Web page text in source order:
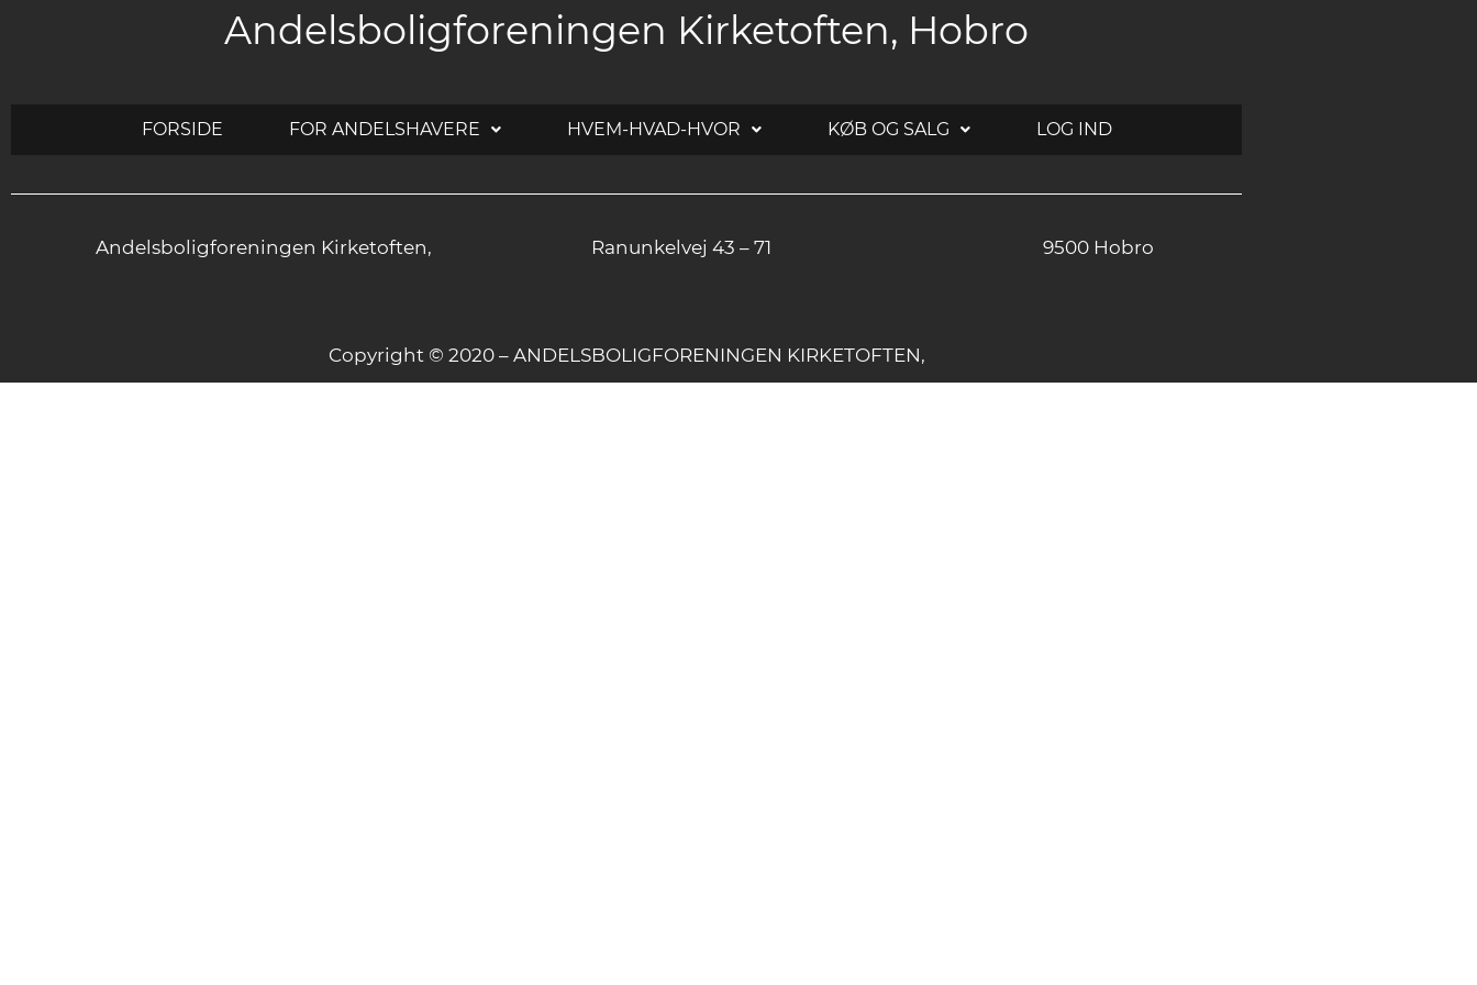
Andelsboligforeningen Kirketoften, Hobro
FORSIDE FOR ANDELSHAVERE HVEM-HVAD-HVOR KØB OG SALG LOG IND
Andelsboligforeningen Kirketoften, Ranunkelvej 43 – 71 9500 Hobro
Copyright © 2020 – ANDELSBOLIGFORENINGEN KIRKETOFTEN,